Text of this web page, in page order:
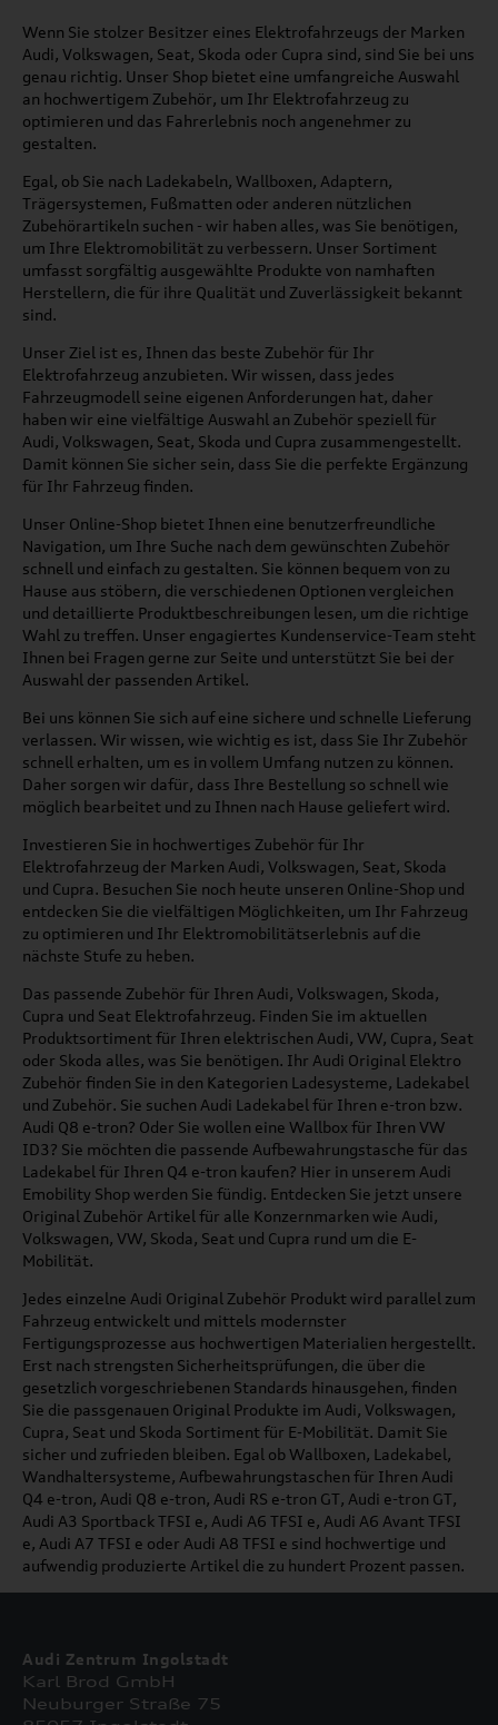
Wenn Sie stolzer Besitzer eines Elektrofahrzeugs der Marken
Audi, Volkswagen, Seat, Skoda oder Cupra sind, sind Sie bei uns
genau richtig. Unser Shop bietet eine umfangreiche Auswahl
an hochwertigem Zubehör, um Ihr Elektrofahrzeug zu
optimieren und das Fahrerlebnis noch angenehmer zu
gestalten.
Egal, ob Sie nach Ladekabeln, Wallboxen, Adaptern,
Trägersystemen, Fußmatten oder anderen nützlichen
Zubehörartikeln suchen - wir haben alles, was Sie benötigen,
um Ihre Elektromobilität zu verbessern. Unser Sortiment
umfasst sorgfältig ausgewählte Produkte von namhaften
Herstellern, die für ihre Qualität und Zuverlässigkeit bekannt
sind.
Unser Ziel ist es, Ihnen das beste Zubehör für Ihr
Elektrofahrzeug anzubieten. Wir wissen, dass jedes
Fahrzeugmodell seine eigenen Anforderungen hat, daher
haben wir eine vielfältige Auswahl an Zubehör speziell für
Audi, Volkswagen, Seat, Skoda und Cupra zusammengestellt.
Damit können Sie sicher sein, dass Sie die perfekte Ergänzung
für Ihr Fahrzeug finden.
Unser Online-Shop bietet Ihnen eine benutzerfreundliche
Navigation, um Ihre Suche nach dem gewünschten Zubehör
schnell und einfach zu gestalten. Sie können bequem von zu
Hause aus stöbern, die verschiedenen Optionen vergleichen
und detaillierte Produktbeschreibungen lesen, um die richtige
Wahl zu treffen. Unser engagiertes Kundenservice-Team steht
Ihnen bei Fragen gerne zur Seite und unterstützt Sie bei der
Auswahl der passenden Artikel.
Bei uns können Sie sich auf eine sichere und schnelle Lieferung
verlassen. Wir wissen, wie wichtig es ist, dass Sie Ihr Zubehör
schnell erhalten, um es in vollem Umfang nutzen zu können.
Daher sorgen wir dafür, dass Ihre Bestellung so schnell wie
möglich bearbeitet und zu Ihnen nach Hause geliefert wird.
Investieren Sie in hochwertiges Zubehör für Ihr
Elektrofahrzeug der Marken Audi, Volkswagen, Seat, Skoda
und Cupra. Besuchen Sie noch heute unseren Online-Shop und
entdecken Sie die vielfältigen Möglichkeiten, um Ihr Fahrzeug
zu optimieren und Ihr Elektromobilitätserlebnis auf die
nächste Stufe zu heben.
Das passende Zubehör für Ihren Audi, Volkswagen, Skoda,
Cupra und Seat Elektrofahrzeug. Finden Sie im aktuellen
Produktsortiment für Ihren elektrischen Audi, VW, Cupra, Seat
oder Skoda alles, was Sie benötigen. Ihr Audi Original Elektro
Zubehör finden Sie in den Kategorien Ladesysteme, Ladekabel
und Zubehör. Sie suchen Audi Ladekabel für Ihren e-tron bzw.
Audi Q8 e-tron? Oder Sie wollen eine Wallbox für Ihren VW
ID3? Sie möchten die passende Aufbewahrungstasche für das
Ladekabel für Ihren Q4 e-tron kaufen? Hier in unserem Audi
Emobility Shop werden Sie fündig. Entdecken Sie jetzt unsere
Original Zubehör Artikel für alle Konzernmarken wie Audi,
Volkswagen, VW, Skoda, Seat und Cupra rund um die E-
Mobilität.
Jedes einzelne Audi Original Zubehör Produkt wird parallel zum
Fahrzeug entwickelt und mittels modernster
Fertigungsprozesse aus hochwertigen Materialien hergestellt.
Erst nach strengsten Sicherheitsprüfungen, die über die
gesetzlich vorgeschriebenen Standards hinausgehen, finden
Sie die passgenauen Original Produkte im Audi, Volkswagen,
Cupra, Seat und Skoda Sortiment für E-Mobilität. Damit Sie
sicher und zufrieden bleiben. Egal ob Wallboxen, Ladekabel,
Wandhaltersysteme, Aufbewahrungstaschen für Ihren Audi
Q4 e-tron, Audi Q8 e-tron, Audi RS e-tron GT, Audi e-tron GT,
Audi A3 Sportback TFSI e, Audi A6 TFSI e, Audi A6 Avant TFSI
e, Audi A7 TFSI e oder Audi A8 TFSI e sind hochwertige und
aufwendig produzierte Artikel die zu hundert Prozent passen.
Audi Zentrum Ingolstadt
Karl Brod GmbH
Neuburger Straße 75